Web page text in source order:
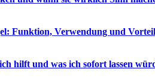
Funktion, Verwendung und
hilft und was ich sofort lassen